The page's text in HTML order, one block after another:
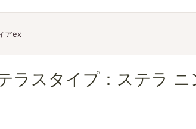
アex
ラスタイプ：ステラ